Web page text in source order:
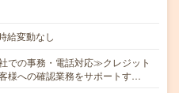
変動なし
での事務・電話対応≫クレジット
様への確認業務をサポートす…